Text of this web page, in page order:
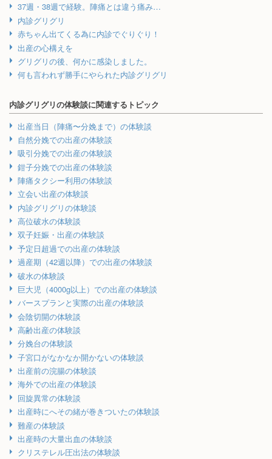
37週・38週で経験。陣痛とは違う痛み…
内診グリグリ
赤ちゃん出てくる為に内診でぐりぐり！
出産の心構えを
グリグリの後、何かに感染しました。
何も言われず勝手にやられた内診グリグリ
内診グリグリの体験談に関連するトピック
出産当日（陣痛〜分娩まで）の体験談
自然分娩での出産の体験談
吸引分娩での出産の体験談
鉗子分娩での出産の体験談
陣痛タクシー利用の体験談
立会い出産の体験談
内診グリグリの体験談
高位破水の体験談
双子妊娠・出産の体験談
予定日超過での出産の体験談
過産期（42週以降）での出産の体験談
破水の体験談
巨大児（4000g以上）での出産の体験談
バースプランと実際の出産の体験談
会陰切開の体験談
高齢出産の体験談
分娩台の体験談
子宮口がなかなか開かないの体験談
出産前の浣腸の体験談
海外での出産の体験談
回旋異常の体験談
出産時にへその緒が巻きついたの体験談
難産の体験談
出産時の大量出血の体験談
クリステレル圧出法の体験談